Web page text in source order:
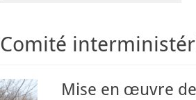
Comité
Mise en œuvre